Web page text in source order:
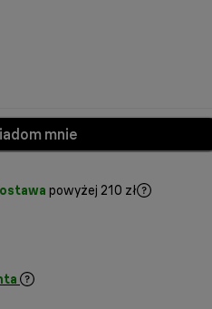
mnie
powyżej 210 zł